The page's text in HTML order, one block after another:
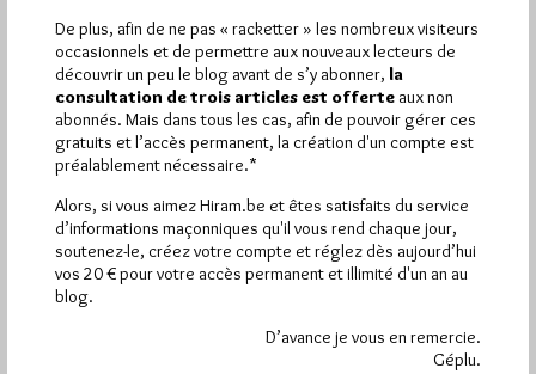
Abonnement aux Newsletters - RSS
De plus, afin de ne pas « racketter » les nombreux visiteurs
occasionnels et de permettre aux nouveaux lecteurs de
découvrir un peu le blog avant de s’y abonner, la
consultation de trois articles est offerte aux non
abonnés. Mais dans tous les cas, afin de pouvoir gérer ces
gratuits et l’accès permanent, la création d'un compte est
préalablement nécessaire.*
Alors, si vous aimez Hiram.be et êtes satisfaits du service
d’informations maçonniques qu'il vous rend chaque jour,
soutenez-le, créez votre compte et réglez dès aujourd’hui
vos 20 € pour votre accès permanent et illimité d'un an au
blog.
D’avance je vous en remercie.
Géplu.